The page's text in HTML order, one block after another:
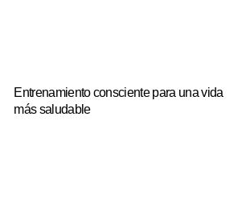
Entrenamiento consciente para una vida
más saludable